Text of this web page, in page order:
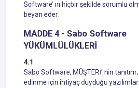
Software’ ın hiçbir şekilde sorumlu
beyan eder.
MADDE 4 - Sabo Software
YÜKÜMLÜLÜKLERİ
4.1
Sabo Software, MÜŞTERİ’ nin
edinme için ihtiyaç duyduğu